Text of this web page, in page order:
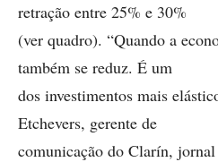
retração entre 25% e 30%
(ver quadro). “Quando a
também se reduz. É um
dos investimentos mais
Etchevers, gerente de
comunicação do Clarín,